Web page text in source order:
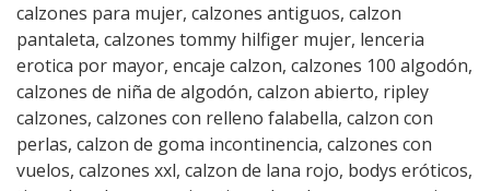
calzones para mujer, calzones antiguos, calzon
pantaleta, calzones tommy hilfiger mujer, lenceria
erotica por mayor, encaje calzon, calzones 100 algodón,
calzones de niña de algodón, calzon abierto, ripley
calzones, calzones con relleno falabella, calzon con
perlas, calzon de goma incontinencia, calzones con
vuelos, calzones xxl, calzon de lana rojo, bodys eróticos,